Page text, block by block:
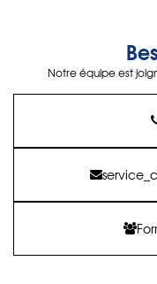
Notre équipe est